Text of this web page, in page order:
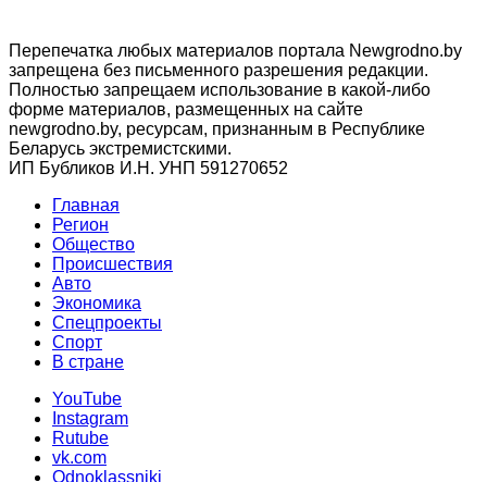
Перепечатка любых материалов портала Newgrodno.by
запрещена без письменного разрешения редакции.
Полностью запрещаем использование в какой-либо
форме материалов, размещенных на сайте
newgrodno.by, ресурсам, признанным в Республике
Беларусь экстремистскими.
ИП Бубликов И.Н. УНП 591270652
Главная
Регион
Общество
Происшествия
Авто
Экономика
Спецпроекты
Cпорт
В стране
YouTube
Instagram
Rutube
vk.com
Odnoklassniki